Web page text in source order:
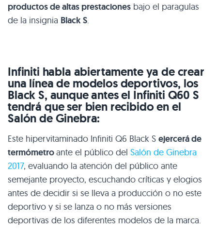
productos de altas prestaciones bajo el paragulas
de la insignia Black S.
Infiniti habla abiertamente ya de crear
una línea de modelos deportivos, los
Black S, aunque antes el Infiniti Q60 S
tendrá que ser bien recibido en el
Salón de Ginebra:
Este hipervitaminado Infiniti Q6 Black S ejercerá de
termómetroante el público del Salón de Ginebra
2017, evaluando la atención del público ante
semejante proyecto, escuchando críticas y elogios
antes de decidir si se lleva a producción o no este
deportivo y si se lanza o no más versiones
deportivas de los diferentes modelos de la marca.